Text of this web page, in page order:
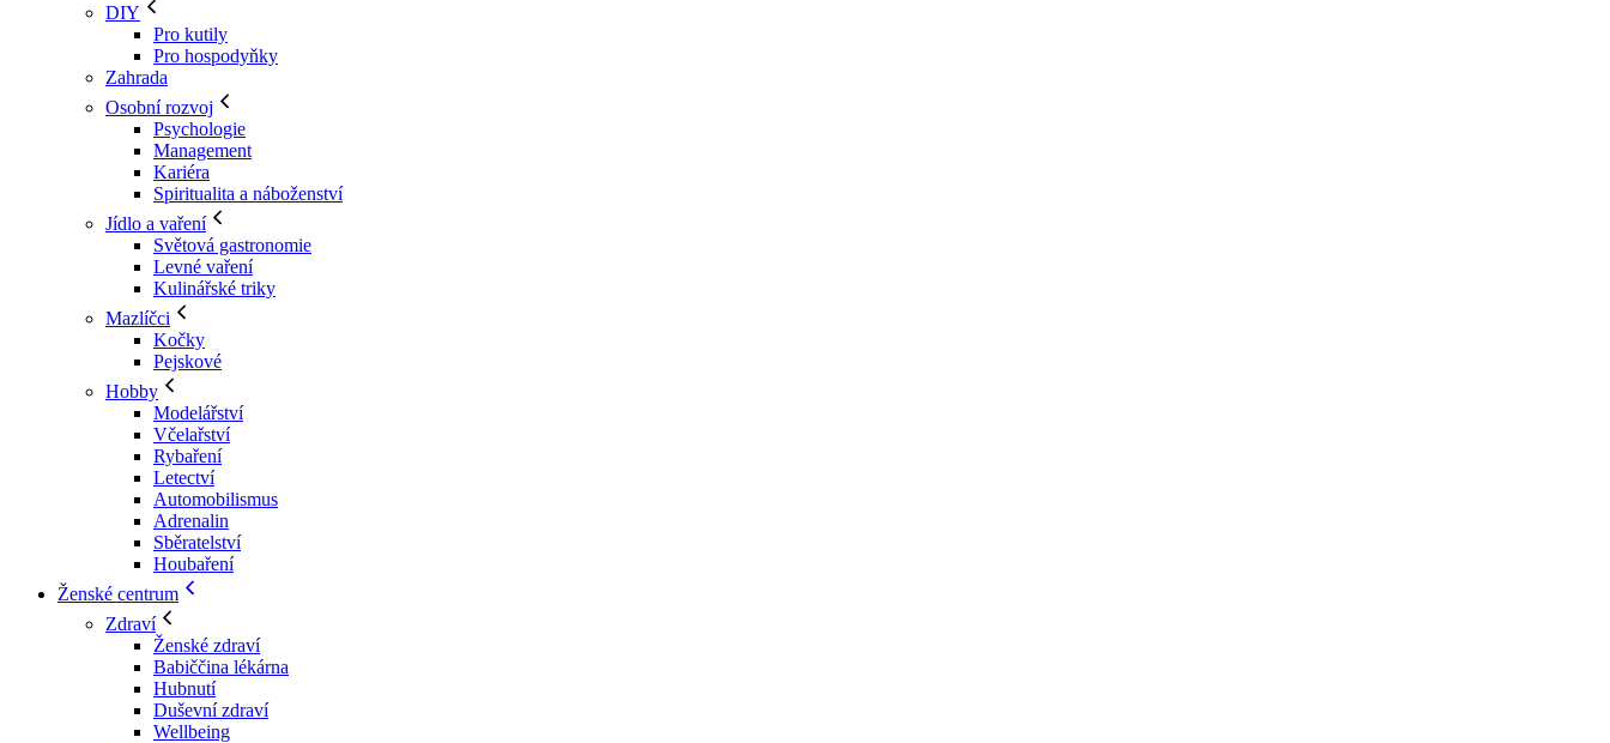
DIY
Pro kutily
Pro hospodyňky
Zahrada
Osobní rozvoj
Psychologie
Management
Kariéra
Spiritualita a náboženství
Jídlo a vaření
Světová gastronomie
Levné vaření
Kulinářské triky
Mazlíčci
Kočky
Pejskové
Hobby
Modelářství
Včelařství
Rybaření
Letectví
Automobilismus
Adrenalin
Sběratelství
Houbaření
Ženské centrum
Zdraví
Ženské zdraví
Babiččina lékárna
Hubnutí
Duševní zdraví
Wellbeing